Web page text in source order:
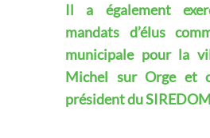
Il a également
mandats d’élus
municipale pour la
Michel sur Orge et
président du